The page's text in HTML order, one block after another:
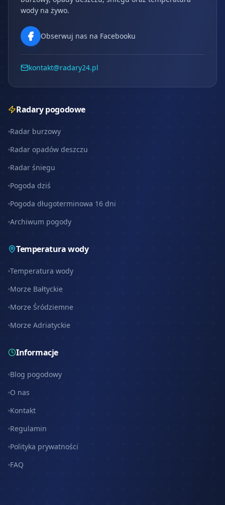
wody na żywo.
Obserwuj nas na Facebooku
kontakt@radary24.pl
Radary pogodowe
Radar burzowy
Radar opadów deszczu
Radar śniegu
Pogoda dziś
Pogoda długoterminowa 16 dni
Archiwum pogody
Temperatura wody
Temperatura wody
Morze Bałtyckie
Morze Śródziemne
Morze Adriatyckie
Informacje
Blog pogodowy
O nas
Kontakt
Regulamin
Polityka prywatności
FAQ